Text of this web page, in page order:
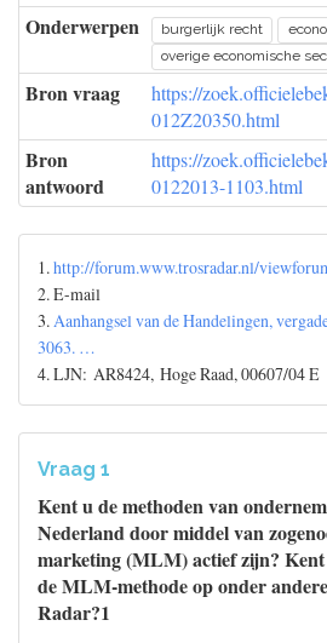
Onderwerpen burgerlijk recht
overige economische
Bron vraag
https://
012Z20350.html
Bron
antwoord
https://
0122013-1103.html
1.http://forum.www.trosradar.nl/
2. E-mail
3.Aanhangsel van de Handelingen,
3063. …
4. LJN: AR8424, Hoge Raad, 00607/04 E
Vraag 1
Kent u de methoden van
Nederland door middel van
marketing (MLM) actief zijn? Kent
de MLM-methode op onder
Radar?1